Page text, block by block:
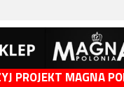
PROJEKT MAGNA